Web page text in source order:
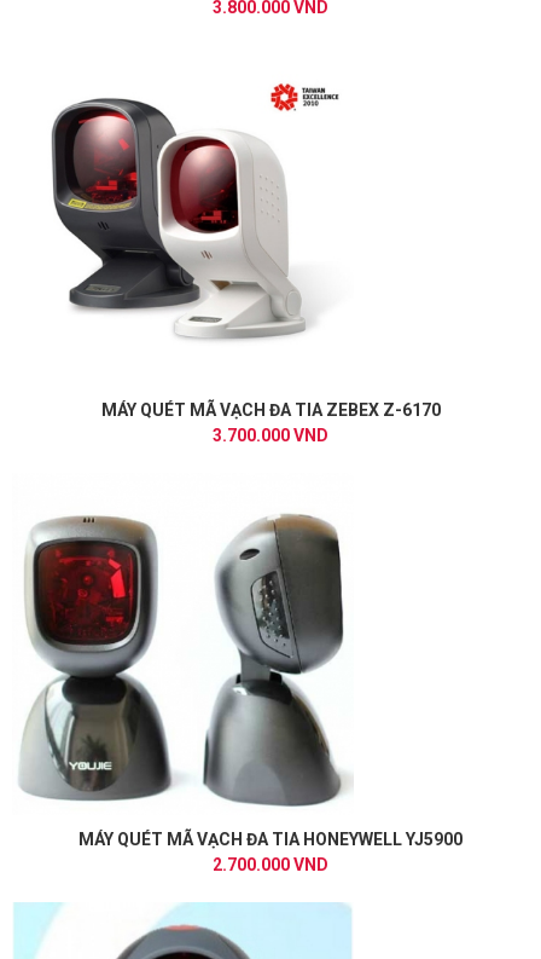
3.800.000 VND
MÁY QUÉT MÃ VẠCH ĐA TIA ZEBEX Z-6170
3.700.000 VND
MÁY QUÉT MÃ VẠCH ĐA TIA HONEYWELL YJ5900
2.700.000 VND